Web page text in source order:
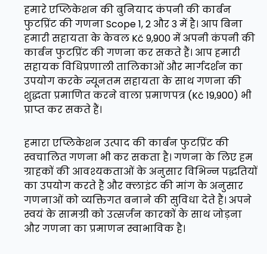
हमारे एप्लिकेशन की बुनियाद कंपनी की कार्बन
फुटप्रिंट की गणना Scope 1, 2 और 3 में है। आप बिना
हमारी सहायता के केवल Kč 9,900 में अपनी कंपनी की
कार्बन फुटप्रिंट की गणना कर सकते हैं। आप हमारी
सहायक विधिप्रणाली तालिकाओं और मार्गदर्शन का
उपयोग करके न्यूनतम सहायता के साथ गणना की
शुद्धता प्रमाणित करने वाला प्रमाणपत्र (Kč 19,900) भी
प्राप्त कर सकते हैं।
हमारा एप्लिकेशन उत्पाद की कार्बन फुटप्रिंट की
स्वचालित गणना भी कर सकता है। गणना के लिए हम
ग्राहकों की आवश्यकताओं के अनुसार विभिन्न पद्धतियों
का उपयोग करते हैं और क्लाइंट की मांग के अनुसार
गणनाओं को व्यक्तिगत बनाने की सुविधा देते हैं। अपने
स्वयं के सामग्री को उत्सर्जन कारकों के साथ जोड़ना
और गणना का प्रमाणन स्वाभाविक है।